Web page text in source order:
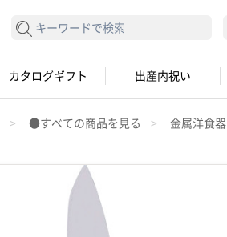
検索する
カタログギフト 出産内祝い
●すべての商品を見る 金属洋食器